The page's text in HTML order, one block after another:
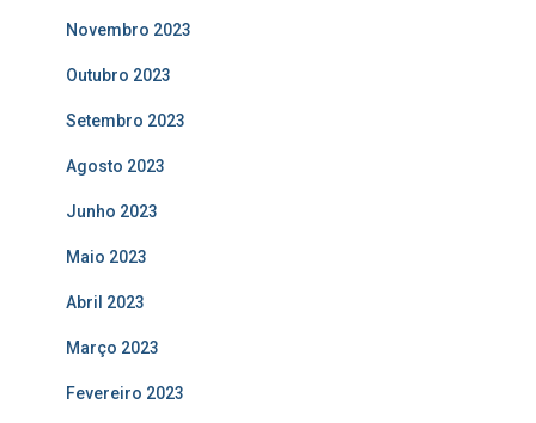
Novembro 2023
Outubro 2023
Setembro 2023
Agosto 2023
Junho 2023
Maio 2023
Abril 2023
Março 2023
Fevereiro 2023